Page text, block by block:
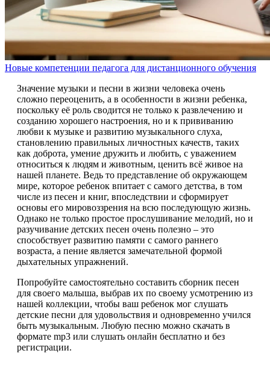
Новые компетенции педагога для дистанционного обучения
Значение музыки и песни в жизни человека очень
сложно переоценить, а в особенности в жизни ребенка,
поскольку её роль сводится не только к развлечению и
созданию хорошего настроения, но и к прививанию
любви к музыке и развитию музыкального слуха,
становлению правильных личностных качеств, таких
как доброта, умение дружить и любить, с уважением
относиться к людям и животным, ценить всё живое на
нашей планете. Ведь то представление об окружающем
мире, которое ребенок впитает с самого детства, в том
числе из песен и книг, впоследствии и сформирует
основы его мировоззрения на всю последующую жизнь.
Однако не только простое прослушивание мелодий, но и
разучивание детских песен очень полезно – это
способствует развитию памяти с самого раннего
возраста, а пение является замечательной формой
дыхательных упражнений.
Попробуйте самостоятельно составить сборник песен
для своего малыша, выбрав их по своему усмотрению из
нашей коллекции, чтобы ваш ребенок мог слушать
детские песни для удовольствия и одновременно учился
быть музыкальным. Любую песню можно скачать в
формате mp3 или слушать онлайн бесплатно и без
регистрации.